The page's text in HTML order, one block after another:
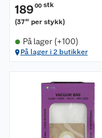
18900 stk
(3780 per stykk)
På lager (+100)
På lager i 2 butikker